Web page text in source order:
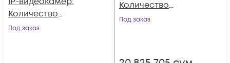
Количество
каналов: видео - 64,
Под заказ
Количество
каналов: видео - 32,
Под заказ